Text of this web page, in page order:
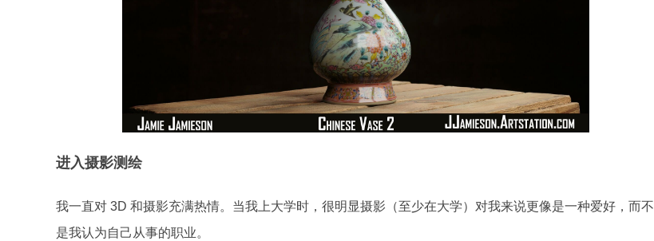
进入摄影测绘
我一直对 3D 和摄影充满热情。当我上大学时，很明显摄影（至少在大学）对我来说更像是一种爱好，而不
是我认为自己从事的职业。